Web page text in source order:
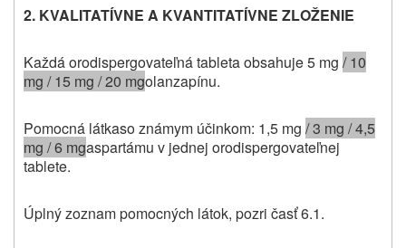
2. KVALITATÍVNE A KVANTITATÍVNE ZLOŽENIE
Každá orodispergovateľná tableta obsahuje 5 mg / 10
mg / 15 mg / 20 mgolanzapínu.
Pomocná látkaso známym účinkom: 1,5 mg / 3 mg / 4,5
mg / 6 mgaspartámu v jednej orodispergovateľnej
tablete.
Úplný zoznam pomocných látok, pozri časť 6.1.